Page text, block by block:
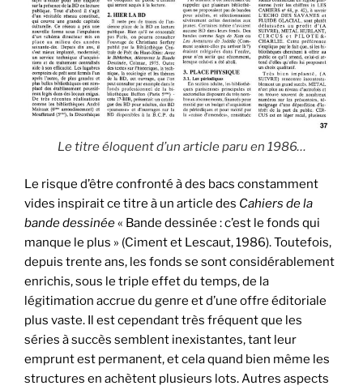
Le titre éloquent d’un article paru en 1986…
Le risque d’être confronté à des bacs constamment
vides inspirait ce titre à un article des Cahiers dela
bandedessinée« Bande dessinée : c’est le fonds qui
manque le plus » (Ciment et Lescaut, 1986). Toutefois,
depuis trente ans, les fonds se sont considérablement
enrichis, sous le triple effet du temps, de la
légitimation accrue du genre et d’une offre éditoriale
plus vaste. Il est cependant très fréquent que les
séries à succès semblent inexistantes, tant leur
emprunt est permanent, et cela quand bien même les
structures en achètent plusieurs lots. Autres aspects